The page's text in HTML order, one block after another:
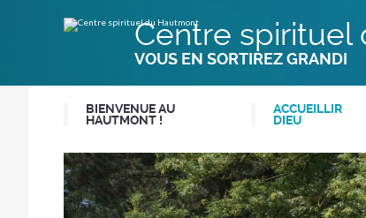
contenu.
Centre spirituel
VOUS EN SORTIREZ GRANDI
BIENVENUE AU
HAUTMONT !
ACCUEILLIR
DIEU